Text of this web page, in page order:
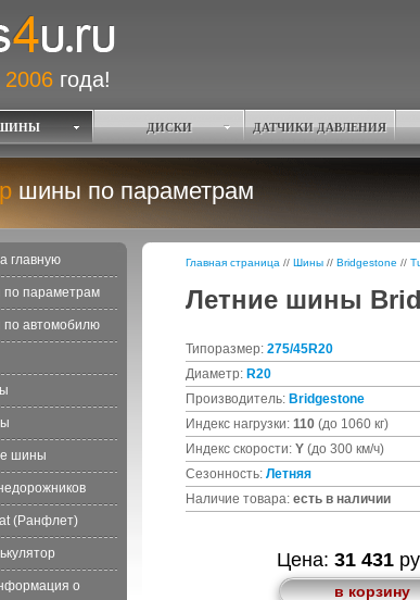
2006 года!
ДИСКИ ДАТЧИКИ ДАВЛЕНИЯ
шины по параметрам
главную
параметрам
автомобилю
шины
(Ранфлет)
о
Главная страница // Шины // Bridgestone //
Летние шины
Типоразмер: 275/45R20
Диаметр: R20
Производитель: Bridgestone
Индекс нагрузки: 110 (до 1060 кг)
Индекс скорости: Y (до 300 км/ч)
Сезонность: Летняя
Наличие товара: есть в наличии
Цена: 31 431
в корзину